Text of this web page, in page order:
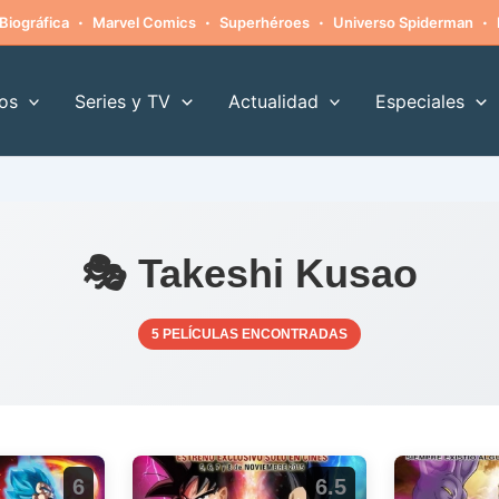
· Marvel Comics · Superhéroes · Universo Spiderman ·
Series y TV Actualidad Especiales
🎭 Takeshi Kusao
5 PELÍCULAS ENCONTRADAS
6 6.5